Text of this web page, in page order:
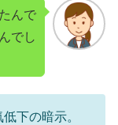
んで
でし
下の暗示。